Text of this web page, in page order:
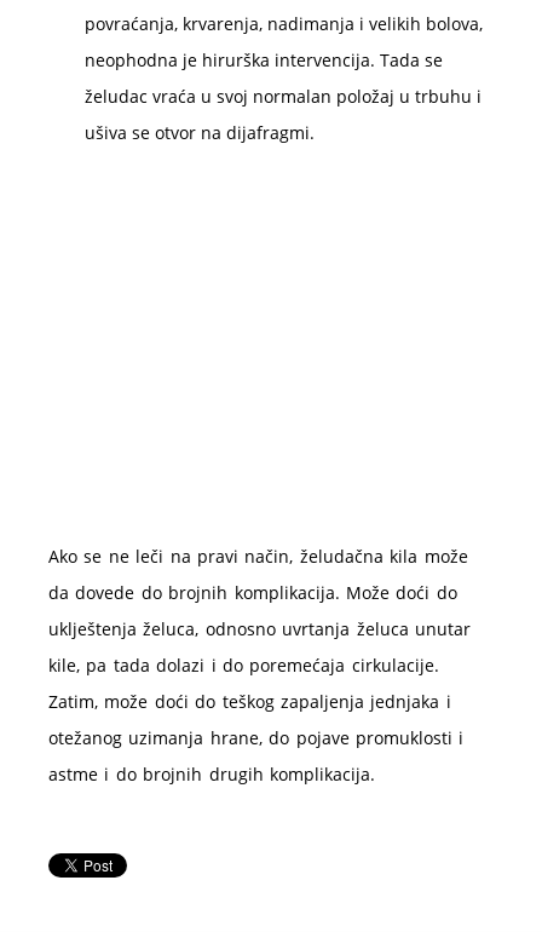
povraćanja, krvarenja, nadimanja i velikih bolova,
neophodna je hirurška intervencija. Tada se
želudac vraća u svoj normalan položaj u trbuhu i
ušiva se otvor na dijafragmi.
Ako se ne leči na pravi način, želudačna kila može
da dovede do brojnih komplikacija. Može doći do
uklještenja želuca, odnosno uvrtanja želuca unutar
kile, pa tada dolazi i do poremećaja cirkulacije.
Zatim, može doći do teškog zapaljenja jednjaka i
otežanog uzimanja hrane, do pojave promuklosti i
astme i do brojnih drugih komplikacija.